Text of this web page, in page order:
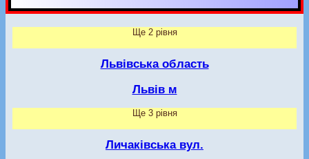
Ще 2 рівня
Львівська область
Львів м
Ще 3 рівня
Личаківська вул.